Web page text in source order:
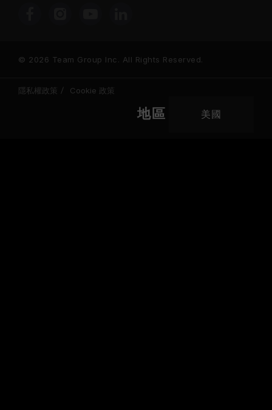
© 2026 Team Group Inc. All Rights Reserved.
隱私權政策 Cookie 政策
地區 美國